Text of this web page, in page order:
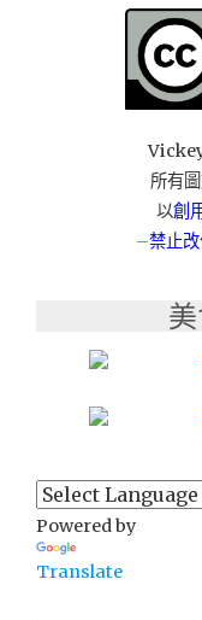
所有
以創
–禁止
Powered by
Translate